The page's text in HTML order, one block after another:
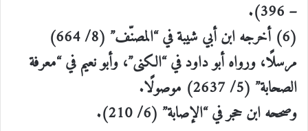
– 396).
(6) أخرجه ابن أبي شيبة في “المصنّف” (8/ 664)
مرسلًا، ورواه أبو داود في “الكنى”، وأبو نعيم في “معرفة
الصحابة” (5/ 2637) موصولًا.
وصححه ابن حجر في “الإصابة” (6/ 210).